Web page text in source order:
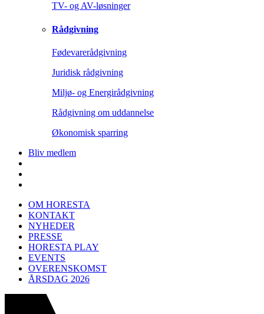
TV- og AV-løsninger
Rådgivning
Fødevarerådgivning
Juridisk rådgivning
Miljø- og Energirådgivning
Rådgivning om uddannelse
Økonomisk sparring
Bliv medlem
OM HORESTA
KONTAKT
NYHEDER
PRESSE
HORESTA PLAY
EVENTS
OVERENSKOMST
ÅRSDAG 2026